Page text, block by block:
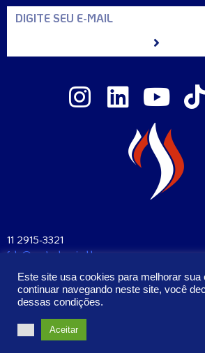
11 2915-3321
fale@santaclara.ind.br
CEP: 04225-000
2023 – Todos os Direitos Reservados |
Cosméticos Ltda. CNPJ:
Este site usa cookies para melhorar sua
continuar navegando neste site, você
dessas condições.
Aceitar